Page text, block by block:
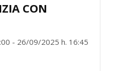
CON
- 26/09/2025 h. 16:45